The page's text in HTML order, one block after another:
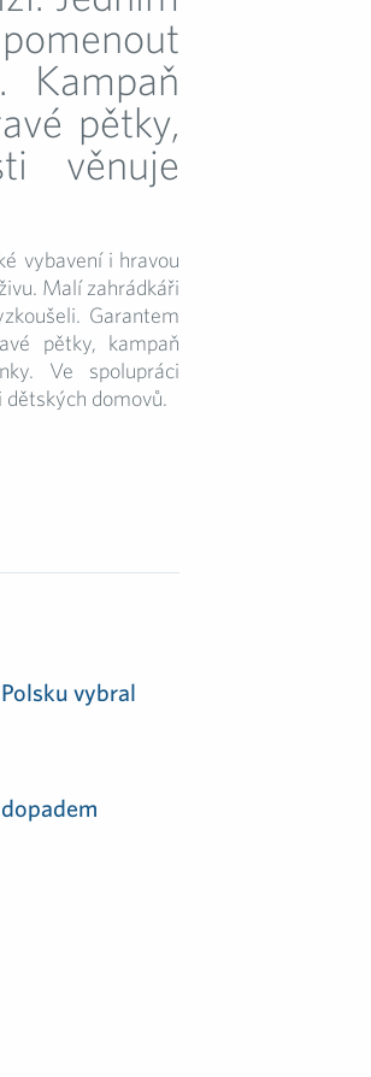
Kampaň
pětky,
věnuje
vybavení i hravou
Malí zahrádkáři
Garantem
pětky, kampaň
Ve spolupráci
domovů.
vybral